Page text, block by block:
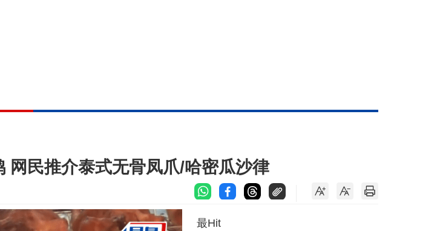
网民推介泰式无骨凤爪/哈密瓜沙律
最Hit